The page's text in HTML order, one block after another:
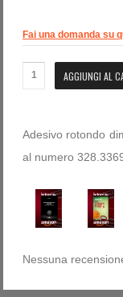
Fai una domanda su
Adesivo rotondo
al numero
Nessuna